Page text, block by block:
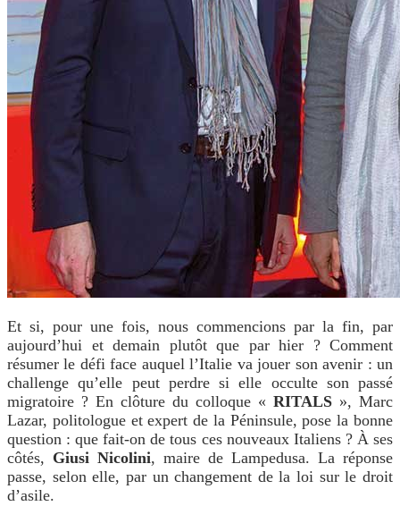
Et si, pour une fois, nous commencions par la fin, par
aujourd’hui et demain plutôt que par hier ? Comment
résumer le défi face auquel l’Italie va jouer son avenir : un
challenge qu’elle peut perdre si elle occulte son passé
migratoire ? En clôture du colloque « RITALS », Marc
Lazar, politologue et expert de la Péninsule, pose la bonne
question : que fait-on de tous ces nouveaux Italiens ? À ses
côtés, Giusi Nicolini, maire de Lampedusa. La réponse
passe, selon elle, par un changement de la loi sur le droit
d’asile.